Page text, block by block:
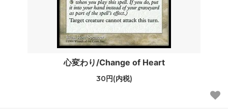
心変わり/Change of Heart
30円(内税)